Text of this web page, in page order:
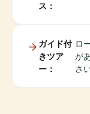
ス：
ガイド付
きツア
ー：
ロ
が
さ